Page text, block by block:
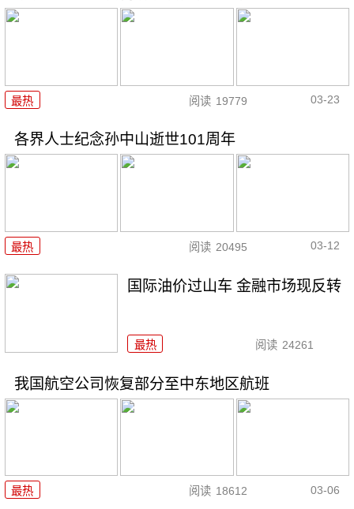
最热 阅读 19779 03-23
各界人士纪念孙中山逝世101周年
最热 阅读 20495 03-12
国际油价过山车 金融市场现反转
最热 阅读 24261
我国航空公司恢复部分至中东地区航班
最热 阅读 18612 03-06